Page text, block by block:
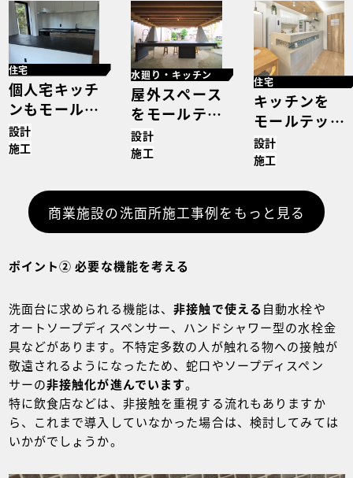
住宅
個人宅キッチ
ンもモール
テックスで引
き締め効果を
道 施工事例
｜case165
設計
施工
水廻り・キッチン
屋外スペース
をモールテッ
クスでおしゃ
れに演出！ネ
｜岐阜県 施
工事例｜
case162
設計
施工
住宅
キッチンを
モールテック
スで素敵
に！ 株式会
｜神奈川県
施工事例｜
case161
設計
施工
商業施設の洗面所施工事例をもっと見る
ポイント② 必要な機能を考える
洗面台に求められる機能は、非接触で使える 自動水栓や
オートソープディスペンサー、ハンドシャワー型の水栓金
具などがあります。不特定多数の人が触れる物への接触が
敬遠されるようになったため、蛇口やソープディスペン
サーの非接触化が進んでいます。
特に飲食店などは、非接触を重視する流れもありますか
ら、これまで導入していなかった場合は、検討してみては
いかがでしょうか。